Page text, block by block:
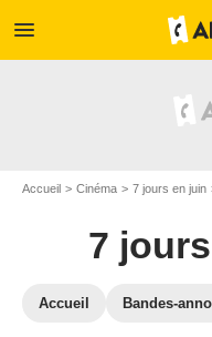
menu
Accueil Cinéma 7 jours en juin
7
Accueil Bandes-